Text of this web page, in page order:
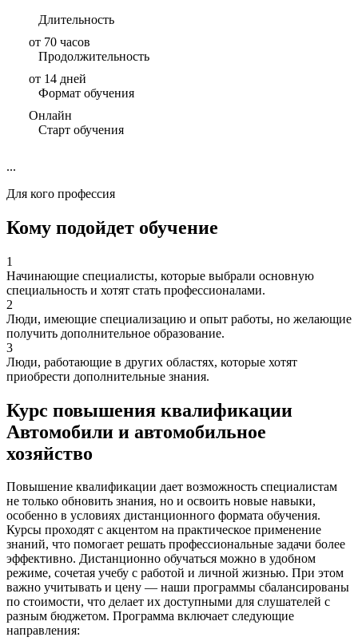
Длительность
от 70 часов
Продолжительность
от 14 дней
Формат обучения
Онлайн
Старт обучения
...
Для кого профессия
Кому подойдет обучение
1
Начинающие специалисты, которые выбрали основную
специальность и хотят стать профессионалами.
2
Люди, имеющие специализацию и опыт работы, но желающие
получить дополнительное образование.
3
Люди, работающие в других областях, которые хотят
приобрести дополнительные знания.
Курс повышения квалификации
Автомобили и автомобильное
хозяйство
Повышение квалификации дает возможность специалистам
не только обновить знания, но и освоить новые навыки,
особенно в условиях дистанционного формата обучения.
Курсы проходят с акцентом на практическое применение
знаний, что помогает решать профессиональные задачи более
эффективно. Дистанционно обучаться можно в удобном
режиме, сочетая учебу с работой и личной жизнью. При этом
важно учитывать и цену — наши программы сбалансированы
по стоимости, что делает их доступными для слушателей с
разным бюджетом. Программа включает следующие
направления: